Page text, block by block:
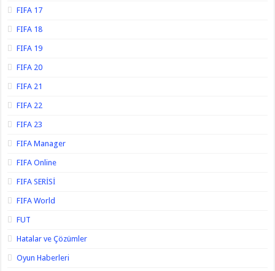
FIFA 17
FIFA 18
FIFA 19
FIFA 20
FIFA 21
FIFA 22
FIFA 23
FIFA Manager
FIFA Online
FIFA SERİSİ
FIFA World
FUT
Hatalar ve Çözümler
Oyun Haberleri